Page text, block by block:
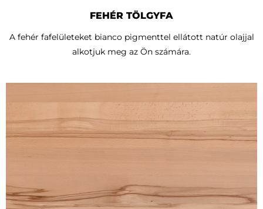
FEHÉR TÖLGYFA
A fehér fafelületeket bianco pigmenttel ellátott natúr olajjal
alkotjuk meg az Ön számára.